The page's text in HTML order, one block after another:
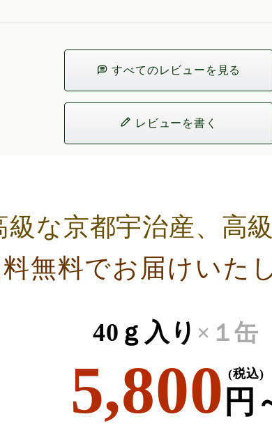
すべてのレビューを見る
レビューを書く
級な京都宇治産、高
無料でお届けいた
40ｇ入り ×１缶
5,800 円
(税込)